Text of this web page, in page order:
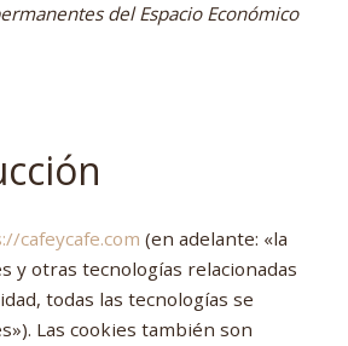
del Espacio Económico
cafeycafe.com (en adelante: «la
y otras tecnologías relacionadas
todas las tecnologías se
Las cookies también son